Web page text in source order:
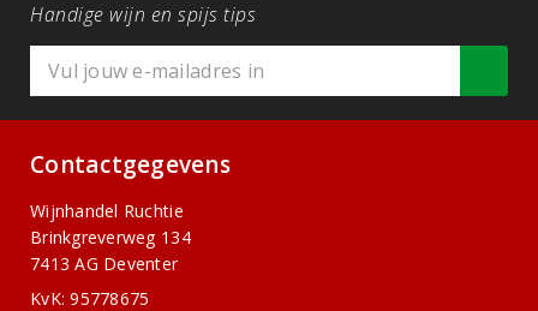
Handige wijn en spijs tips
Contactgegevens
Wijnhandel Ruchtie
Brinkgreverweg 134
7413 AG Deventer
KvK: 95778675